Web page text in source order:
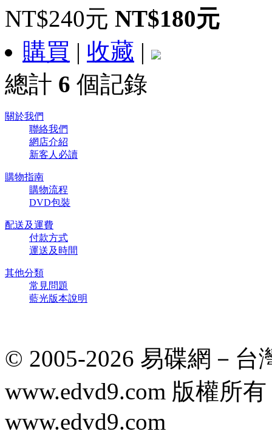
NT$240元 NT$180元
購買 | 收藏 |
總計 6 個記錄
關於我們
聯絡我們
網店介紹
新客人必讀
購物指南
購物流程
DVD包裝
配送及運費
付款方式
運送及時間
其他分類
常見問題
藍光版本說明
© 2005-2026 易碟網－台
www.edvd9.com 版權所
www.edvd9.com